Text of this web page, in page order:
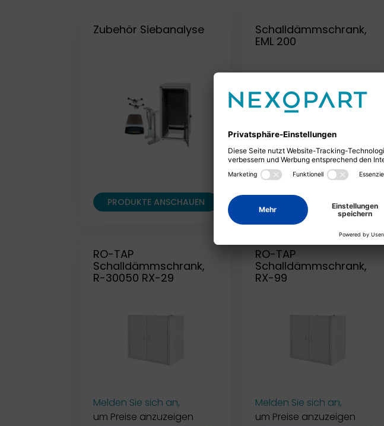
Zubehör Siebanalyse
PRODUKTE ANSCHAUEN
Schalldämmschrank,
EML 200
Melden Sie sich an,
um Preise anzuzeigen
ZUM WARENKORB
RO-TAP
Schalldämmschrank,
R-30050 RX-29
Melden Sie sich an,
um Preise anzuzeigen
RO-TAP
Schalldämmschrank,
RX-99
Melden Sie sich an,
um Preise anzuzeigen